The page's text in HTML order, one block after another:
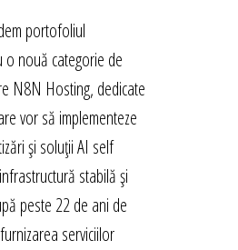
portofoliul
o nouă categorie de
N8N Hosting, dedicate
vor să implementeze
și soluții AI self
stabilă și
peste 22 de ani de
serviciilor